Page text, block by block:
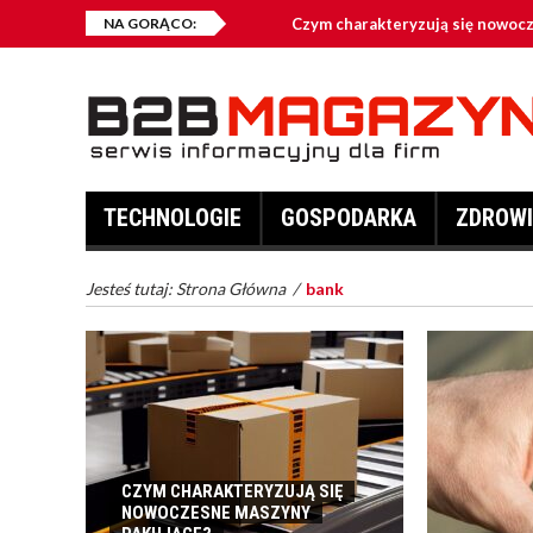
NA GORĄCO: Czym charakteryzują się
Kontenery na złom – kiedy warto
Co zalicza się do odzieży
Fotowoltaika – dlaczego jest
TECHNOLOGIE GOSPODARKA
Jesteś tutaj: Strona Główna / bank
CZYM CHARAKTERYZUJĄ SIĘ
NOWOCZESNE MASZYNY